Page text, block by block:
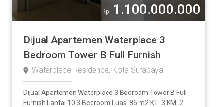
Rp 1.100.000.000
Dijual Apartemen Waterplace 3
Bedroom Tower B Full Furnish
Waterplace Residence, Kota Surabaya
Dijual Apartemen Waterplace 3 Bedroom Tower B Full
Furnish Lantai 10 3 Bedroom Luas: 85 m2 KT: 3 KM: 2